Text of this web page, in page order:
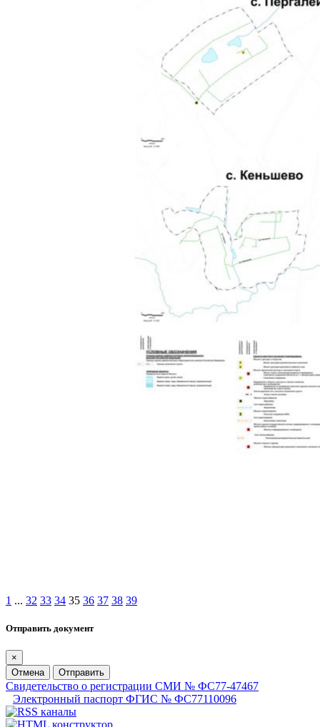
1 ... 32 33 34 35 36 37 38 39
Отправить документ
×
Отмена
Отправить
Свидетельство о регистрации СМИ № ФС77-47467
Электронный паспорт ФГИС № ФС77110096